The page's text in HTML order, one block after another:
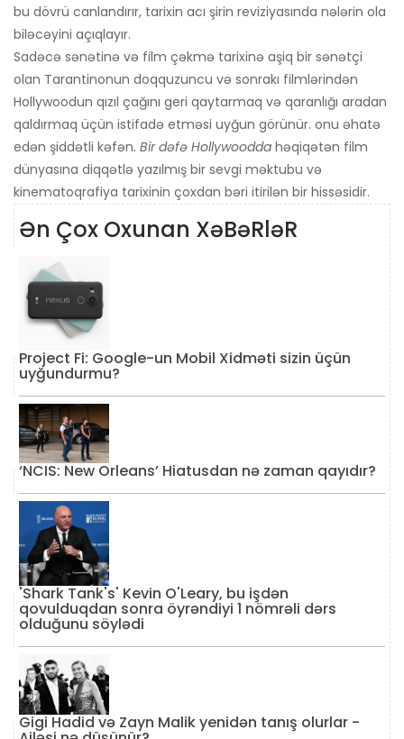
bu dövrü canlandırır, tarixin acı şirin reviziyasında nələrin ola
biləcəyini açıqlayır.
Sadəcə sənətinə və film çəkmə tarixinə aşiq bir sənətçi
olan Tarantinonun doqquzuncu və sonrakı filmlərindən
Hollywoodun qızıl çağını geri qaytarmaq və qaranlığı aradan
qaldırmaq üçün istifadə etməsi uyğun görünür. onu əhatə
edən şiddətli kəfən. Bir dəfə Hollywoodda həqiqətən film
dünyasına diqqətlə yazılmış bir sevgi məktubu və
kinematoqrafiya tarixinin çoxdan bəri itirilən bir hissəsidir.
Ən Çox Oxunan XəBəRləR
Project Fi: Google-un Mobil Xidməti sizin üçün
uyğundurmu?
‘NCIS: New Orleans’ Hiatusdan nə zaman qayıdır?
'Shark Tank's' Kevin O'Leary, bu işdən
qovulduqdan sonra öyrəndiyi 1 nömrəli dərs
olduğunu söylədi
Gigi Hadid və Zayn Malik yenidən tanış olurlar -